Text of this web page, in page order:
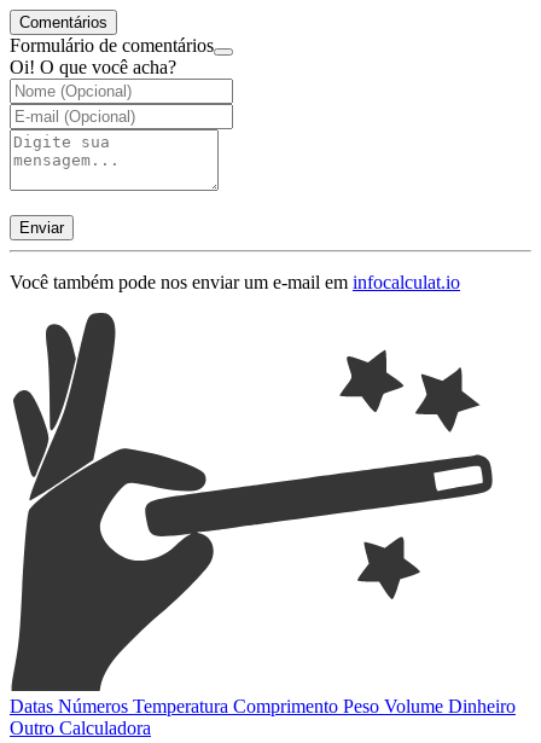
Comentários
Formulário de comentários
Oi! O que você acha?
Enviar
Você também pode nos enviar um e-mail em infocalculat.io
Datas Números Temperatura Comprimento Peso Volume Dinheiro
Outro Calculadora